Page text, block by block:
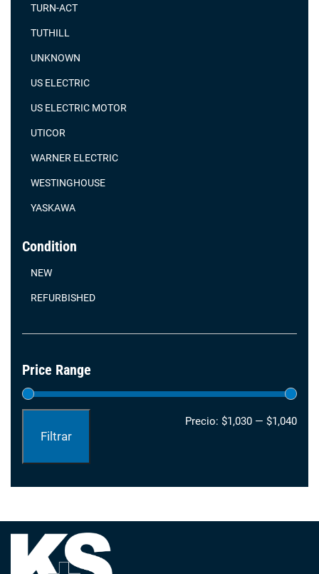
TURN-ACT
TUTHILL
UNKNOWN
US ELECTRIC
US ELECTRIC MOTOR
UTICOR
WARNER ELECTRIC
WESTINGHOUSE
YASKAWA
Condition
NEW
REFURBISHED
Price Range
Filtrar
Precio: $1,030 — $1,040